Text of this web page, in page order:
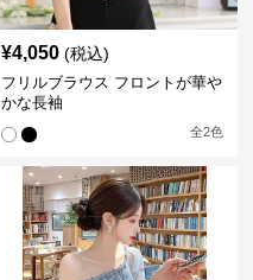
¥4,050 (税込)
フリルブラウス フロントが華や
かな長袖
全2色